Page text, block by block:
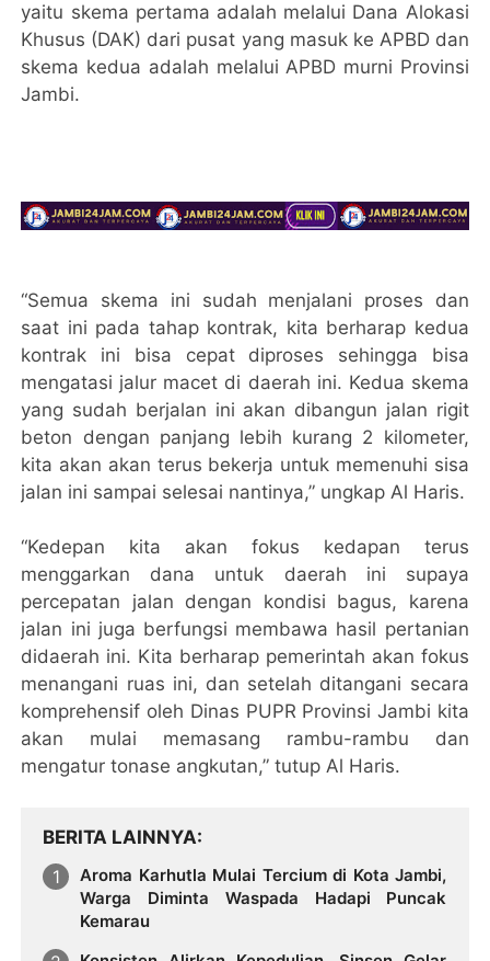
yaitu skema pertama adalah melalui Dana Alokasi
Khusus (DAK) dari pusat yang masuk ke APBD dan
skema kedua adalah melalui APBD murni Provinsi
Jambi.
“Semua skema ini sudah menjalani proses dan
saat ini pada tahap kontrak, kita berharap kedua
kontrak ini bisa cepat diproses sehingga bisa
mengatasi jalur macet di daerah ini. Kedua skema
yang sudah berjalan ini akan dibangun jalan rigit
beton dengan panjang lebih kurang 2 kilometer,
kita akan akan terus bekerja untuk memenuhi sisa
jalan ini sampai selesai nantinya,” ungkap Al Haris.
“Kedepan kita akan fokus kedapan terus
menggarkan dana untuk daerah ini supaya
percepatan jalan dengan kondisi bagus, karena
jalan ini juga berfungsi membawa hasil pertanian
didaerah ini. Kita berharap pemerintah akan fokus
menangani ruas ini, dan setelah ditangani secara
komprehensif oleh Dinas PUPR Provinsi Jambi kita
akan mulai memasang rambu-rambu dan
mengatur tonase angkutan,” tutup Al Haris.
BERITA LAINNYA
Aroma Karhutla Mulai Tercium di Kota Jambi,
Warga Diminta Waspada Hadapi Puncak
Kemarau